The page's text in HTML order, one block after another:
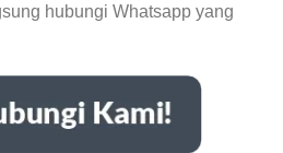
hubungi Whatsapp yang